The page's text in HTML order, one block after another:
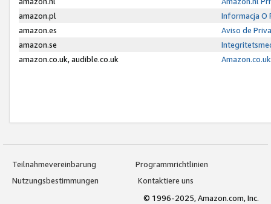
amazon.pl
Informacja O
amazon.es
Aviso de
amazon.se
amazon.co.uk, audible.co.uk
Teilnahmevereinbarung
Programmrichtlinien
Nutzungsbestimmungen
Kontaktiere uns
© 1996-2025, Amazon.com, Inc.